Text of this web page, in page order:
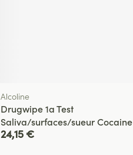
Alcoline
Drugwipe 1a Test
Saliva/surfaces/sueur Cocaine
24,15 €